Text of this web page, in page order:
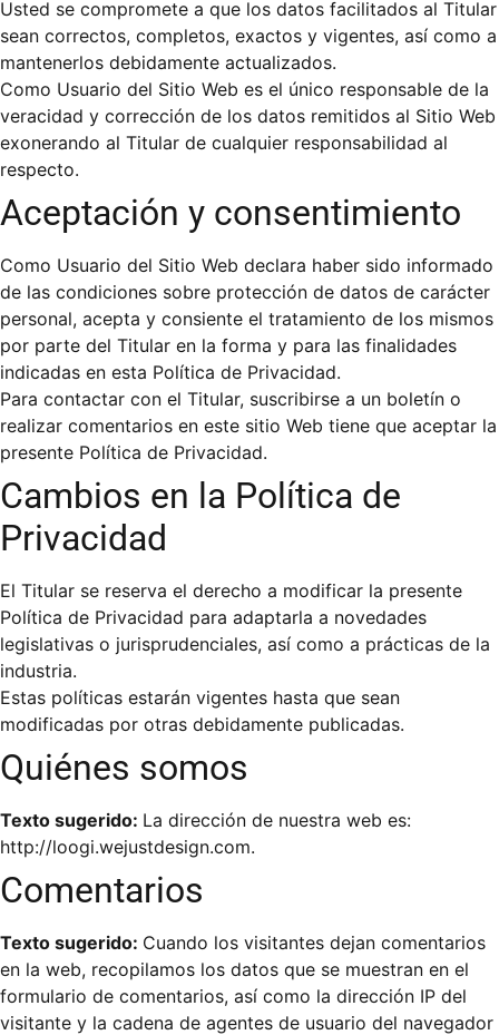
Usted se compromete a que los datos facilitados al Titular
sean correctos, completos, exactos y vigentes, así como a
mantenerlos debidamente actualizados.
Como Usuario del Sitio Web es el único responsable de la
veracidad y corrección de los datos remitidos al Sitio Web
exonerando al Titular de cualquier responsabilidad al
respecto.
Aceptación y consentimiento
Como Usuario del Sitio Web declara haber sido informado
de las condiciones sobre protección de datos de carácter
personal, acepta y consiente el tratamiento de los mismos
por parte del Titular en la forma y para las finalidades
indicadas en esta Política de Privacidad.
Para contactar con el Titular, suscribirse a un boletín o
realizar comentarios en este sitio Web tiene que aceptar la
presente Política de Privacidad.
Cambios en la Política de
Privacidad
El Titular se reserva el derecho a modificar la presente
Política de Privacidad para adaptarla a novedades
legislativas o jurisprudenciales, así como a prácticas de la
industria.
Estas políticas estarán vigentes hasta que sean
modificadas por otras debidamente publicadas.
Quiénes somos
Texto sugerido: La dirección de nuestra web es:
http://loogi.wejustdesign.com.
Comentarios
Texto sugerido: Cuando los visitantes dejan comentarios
en la web, recopilamos los datos que se muestran en el
formulario de comentarios, así como la dirección IP del
visitante y la cadena de agentes de usuario del navegador